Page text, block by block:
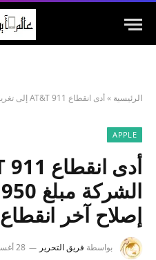
الرئيسية »أدى انقطاع AT&T 911 إلى تغريم الشركة مبلغ 950 ألف دولار؛ تم إصلاح آخر انقطاع
APPLE
إصلاح آخر انقطاع
بواسطة فريق التحرير 28 أغسطس، 2024